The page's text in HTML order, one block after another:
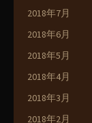
2018年7月
2018年6月
2018年5月
2018年4月
2018年3月
2018年2月